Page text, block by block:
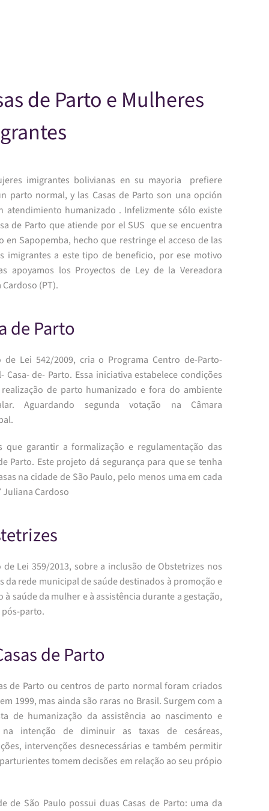
de Parto e Mulheres
imigrantes bolivianas en su mayoria prefiere
parto normal, y las Casas de Parto son una opción
atendimiento humanizado . Infelizmente sólo existe
de Parto que atiende por el SUS que se encuentra
en Sapopemba, hecho que restringe el acceso de las
imigrantes a este tipo de beneficio, por ese motivo
apoyamos los Proyectos de Ley de la Vereadora
(PT).
de Parto
de Lei 542/2009, cria o Programa Centro de-Parto-
Casa- de- Parto. Essa iniciativa estabelece condições
de parto humanizado e fora do ambiente
Aguardando segunda votação na Câmara
que garantir a formalização e regulamentação das
Parto. Este projeto dá segurança para que se tenha
na cidade de São Paulo, pelo menos uma em cada
Juliana Cardoso
de Lei 359/2013, sobre a inclusão de Obstetrizes nos
da rede municipal de saúde destinados à promoção e
à saúde da mulher e à assistência durante a gestação,
parto.
de Parto
de Parto ou centros de parto normal foram criados
1999, mas ainda são raras no Brasil. Surgem com a
de humanização da assistência ao nascimento e
intenção de diminuir as taxas de cesáreas,
intervenções desnecessárias e também permitir
tomem decisões em relação ao seu própio
de São Paulo possui duas Casas de Parto: uma da